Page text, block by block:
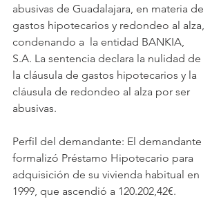
abusivas de Guadalajara, en materia de
gastos hipotecarios y redondeo al alza,
condenando a  la entidad BANKIA,
S.A. La sentencia declara la nulidad de
la cláusula de gastos hipotecarios y la
cláusula de redondeo al alza por ser
abusivas.
Perfil del demandante: El demandante
formalizó Préstamo Hipotecario para
adquisición de su vivienda habitual en
1999, que ascendió a 120.202,42€.